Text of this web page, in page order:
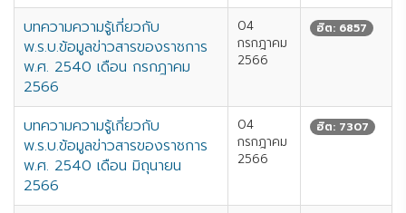
บทความความรู้เกี่ยวกับ
พ.ร.บ.ข้อมูลข่าวสารของราชการ
พ.ศ. 2540 เดือน กรกฎาคม
2566
04
กรกฎาคม
2566
ฮิต: 6857
บทความความรู้เกี่ยวกับ
พ.ร.บ.ข้อมูลข่าวสารของราชการ
พ.ศ. 2540 เดือน มิถุนายน
2566
04
กรกฎาคม
2566
ฮิต: 7307